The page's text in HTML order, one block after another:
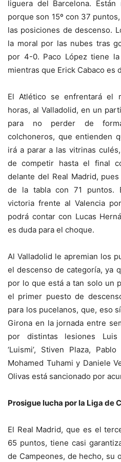
liguera del Barcelona.
porque son 15º con 37
las posiciones de descenso.
la moral por las nubes tras
por 4-0. Paco López tiene
mientras que Erick Cabaco es
El Atlético se enfrentará el
horas, al Valladolid, en un
para no perder de
colchoneros, que entienden
irá a parar a las vitrinas
de competir hasta el final
delante del Real Madrid,
de la tabla con 71 puntos.
victoria frente al Valencia
podrá contar con Lucas
es duda para el choque.
Al Valladolid le apremian los
el descenso de categoría, ya
por lo que está a tan solo un
el primer puesto de
para los pucelanos, que, eso
Girona en la jornada entre
por distintas lesiones
‘Luismi’, Stiven Plaza,
Mohamed Tuhami y Daniele
Olivas está sancionado por
Prosigue lucha por la Liga de
El Real Madrid, que es el
65 puntos, tiene casi
de Campeones, de hecho, su